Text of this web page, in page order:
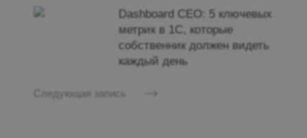
Dashboard CEO: 5 ключевых
метрик в 1С, которые
собственник должен видеть
каждый день
Следующая запись